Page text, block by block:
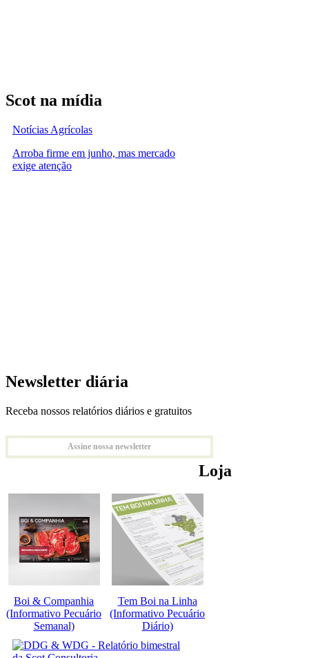
Scot na mídia
Notícias Agrícolas
Arroba firme em junho, mas mercado
exige atenção
Newsletter diária
Receba nossos relatórios diários e gratuitos
Assine nossa newsletter
Loja
Boi & Companhia
(Informativo Pecuário
Semanal)
Tem Boi na Linha
(Informativo Pecuário
Diário)